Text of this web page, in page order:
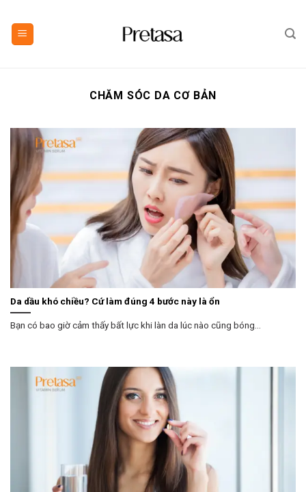
content
CHĂM SÓC DA CƠ BẢN
Da dầu khó chiều? Cứ làm đúng 4 bước này là ổn
Bạn có bao giờ cảm thấy bất lực khi làn da lúc nào cũng bóng...